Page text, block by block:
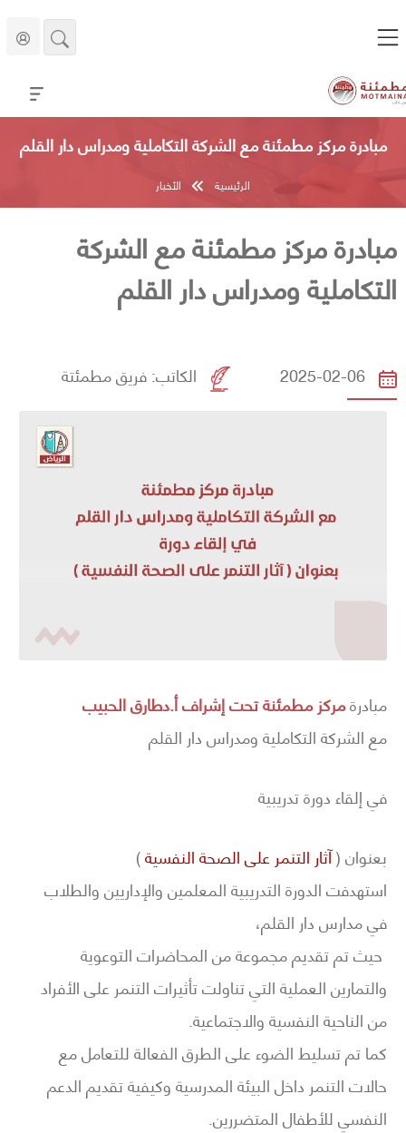
مبادرة مركز مطمئنة مع الشركة التكاملية ومدراس دار القلم
الرئيسية الأخبار
مبادرة مركز مطمئنة مع الشركة
التكاملية ومدراس دار القلم
2025-02-06 الكاتب:فريق مطمئتة
مبادرةمركز مطمئنة تحت إشراف أ.دطارق الحبيب
مع الشركة التكاملية ومدراس دار القلم
في إلقاء دورة تدريبية
بعنوان (آثار التنمر على الصحة النفسية)
استهدفت الدورة التدريبية المعلمين والإداريين والطلاب
في مدارس دار القلم،
حيث تم تقديم مجموعة من المحاضرات التوعوية
والتمارين العملية التي تناولت تأثيرات التنمر على الأفراد
من الناحية النفسية والاجتماعية.
كما تم تسليط الضوء على الطرق الفعالة للتعامل مع
حالات التنمر داخل البيئة المدرسية وكيفية تقديم الدعم
النفسي للأطفال المتضررين.